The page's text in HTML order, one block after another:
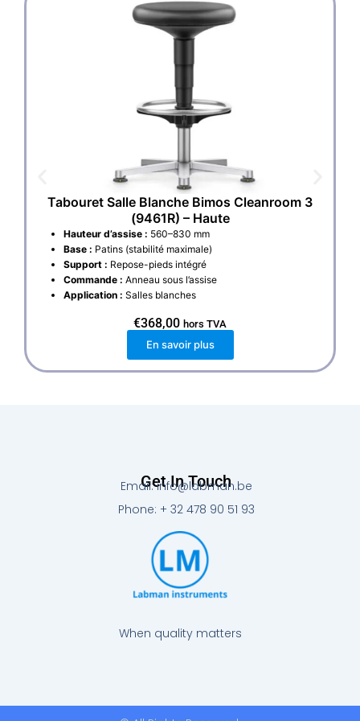
Tabouret Salle Blanche Bimos Cleanroom 3
(9461R) – Haute
Hauteur d’assise : 560–830 mm
Base : Patins (stabilité maximale)
Support : Repose-pieds intégré
Commande : Anneau sous l’assise
Application : Salles blanches
€368,00 hors TVA
En savoir plus
When quality matters
Get In Touch
Email: info@labman.be
Phone: + 32 478 90 51 93